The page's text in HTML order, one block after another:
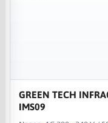
GREEN TECH
IMS09